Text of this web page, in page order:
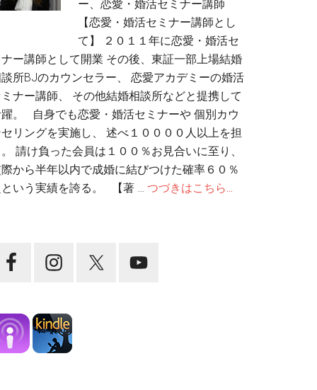
ー、恋愛・婚活セミナー講師
【恋愛・婚活セミナー講師とし
て】 ２０１１年に恋愛・婚活セ
ー講師として開業 その後、東証一部上場結婚
所BJのカウンセラー、 恋愛アカデミーの婚活
ナー講師、 その他結婚相談所などと提携して
。 自身でも恋愛・婚活セミナーや 個別カウ
リングを実施し、 述べ１００００人以上を担
請け負った会員は１００％お見合いに至り、
から半年以内で成婚に結びつけた確率６０％
いう実績を誇る。 【著 … つづきはこちら...